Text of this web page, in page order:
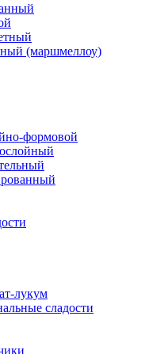
(маршмеллоу)
формовой
лукум
сладости